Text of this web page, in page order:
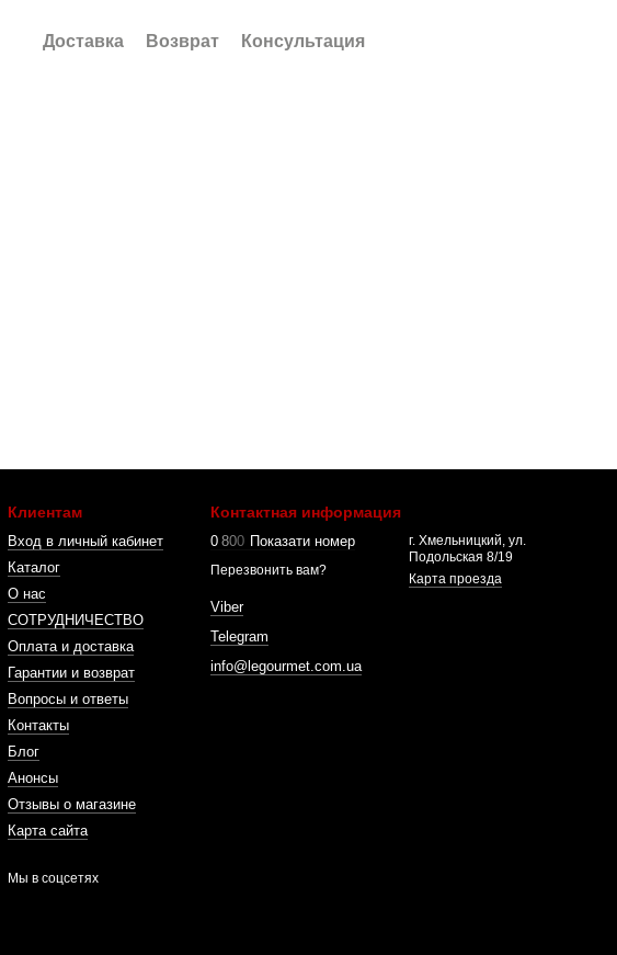
Доставка Возврат Консультация
Клиентам
Вход в личный кабинет
Каталог
О нас
СОТРУДНИЧЕСТВО
Оплата и доставка
Гарантии и возврат
Вопросы и ответы
Контакты
Блог
Анонсы
Отзывы о магазине
Карта сайта
Мы в соцсетях
Контактная информация
0 800 Показати номер
Перезвонить вам?
Viber
Telegram
info@legourmet.com.ua
г. Хмельницкий, ул.
Подольская 8/19
Карта проезда